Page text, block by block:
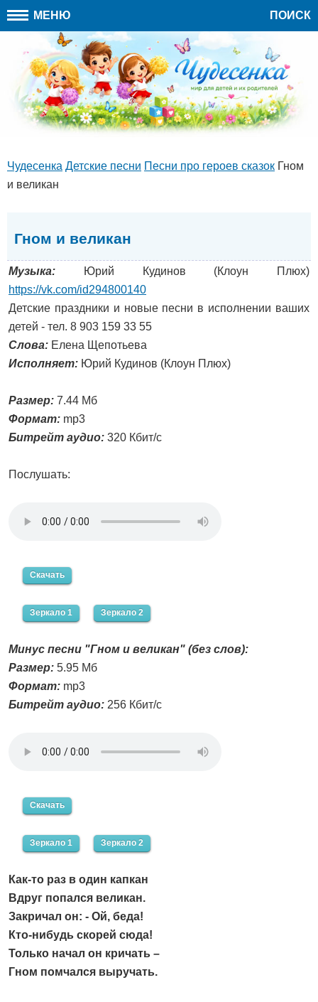
МЕНЮ ПОИСК
Чудесенка Детские песни Песни про героев сказок Гном
и великан
Гном и великан
Музыка: Юрий Кудинов (Клоун Плюх)
https://vk.com/id294800140
Детские праздники и новые песни в исполнении ваших
детей - тел. 8 903 159 33 55
Слова: Елена Щепотьева
Исполняет: Юрий Кудинов (Клоун Плюх)
Размер: 7.44 Мб
Формат: mp3
Битрейт аудио: 320 Кбит/с
Послушать:
Скачать
Зеркало 1 Зеркало 2
Минус песни "Гном и великан" (без слов):
Размер: 5.95 Мб
Формат: mp3
Битрейт аудио: 256 Кбит/с
Скачать
Зеркало 1 Зеркало 2
Как-то раз в один капкан
Вдруг попался великан.
Закричал он: - Ой, беда!
Кто-нибудь скорей сюда!
Только начал он кричать –
Гном помчался выручать.